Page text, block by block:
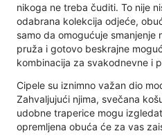
nikoga ne treba čuditi. To nije
odabrana kolekcija odjeće,
samo da omogućuje smanjenje
pruža i gotovo beskrajne
kombinacija za svakodnevne i
Cipele su iznimno važan dio
Zahvaljujući njima, svečana
udobne traperice mogu
opremljena obuća će za vas